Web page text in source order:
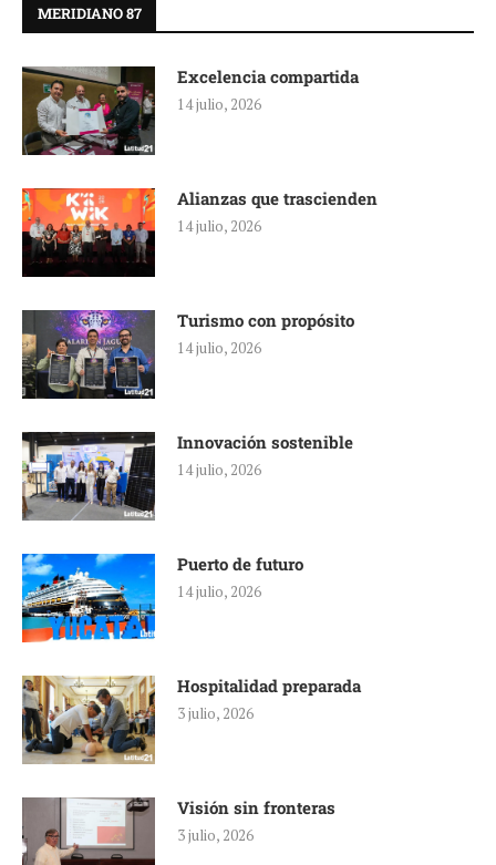
MERIDIANO 87
Excelencia compartida
14 julio, 2026
Alianzas que trascienden
14 julio, 2026
Turismo con propósito
14 julio, 2026
Innovación sostenible
14 julio, 2026
Puerto de futuro
14 julio, 2026
Hospitalidad preparada
3 julio, 2026
Visión sin fronteras
3 julio, 2026